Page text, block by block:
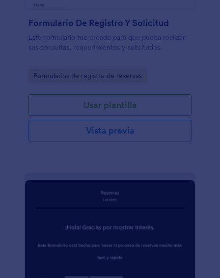
Formulario De Registro Y Solicitud
Este formulario fue creado para que pueda realizar
sus consultas, requerimientos y solicitudes.
Go to Category:
Formularios de registro de reservas
Usar plantilla
Vista previa